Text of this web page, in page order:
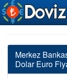
Merkez
Dolar Euro